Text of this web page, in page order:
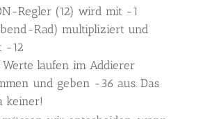
Regler (12) wird mit -1
Rad) multipliziert und
-12
Werte laufen im Addierer
und geben -36 aus. Das
keiner!